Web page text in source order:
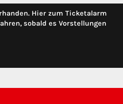
Hier zum Ticketalarm
sobald es Vorstellungen